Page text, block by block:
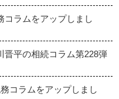
ラムをアップしまし
平の相続コラム第228弾
コラムをアップしまし